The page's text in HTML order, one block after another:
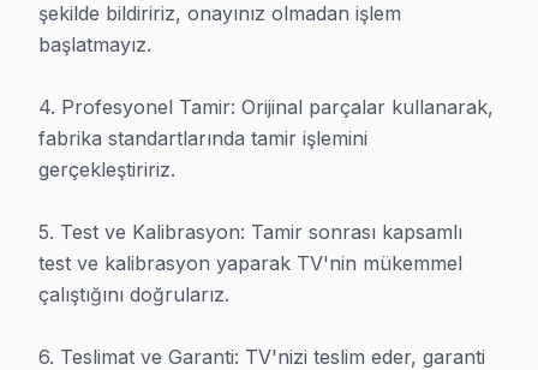
· Şile Samsung
· Şile LG
Şile TV Servis Merkezi
Şile bölgesinde en çok talep edilen TV markaları ve teknik
şekilde bildiririz, onayınız olmadan işlem
başlatmayız.
4. Profesyonel Tamir: Orijinal parçalar kullanarak,
fabrika standartlarında tamir işlemini
gerçekleştiririz.
5. Test ve Kalibrasyon: Tamir sonrası kapsamlı
test ve kalibrasyon yaparak TV'nin mükemmel
çalıştığını doğrularız.
6. Teslimat ve Garanti: TV'nizi teslim eder, garanti